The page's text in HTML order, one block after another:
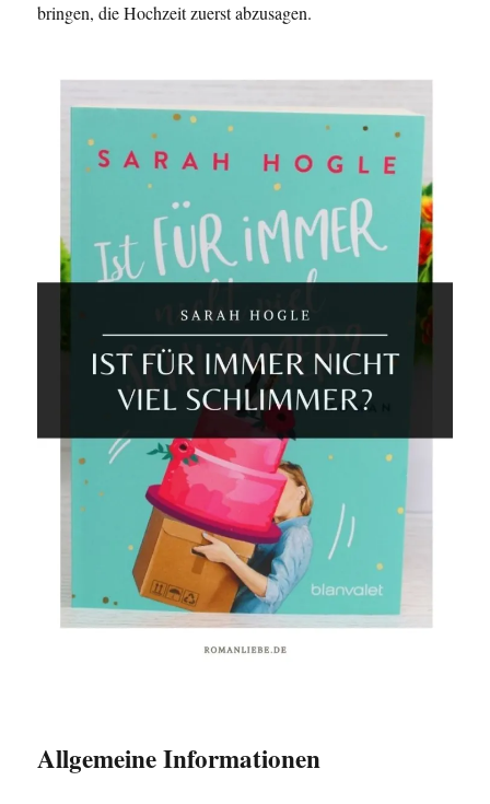
bringen, die Hochzeit zuerst abzusagen.
Allgemeine Informationen